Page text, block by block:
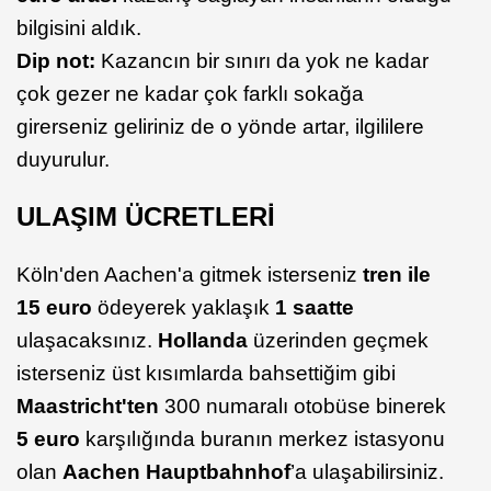
bilgisini aldık.
Dip not: Kazancın bir sınırı da yok ne kadar
çok gezer ne kadar çok farklı sokağa
girerseniz geliriniz de o yönde artar, ilgililere
duyurulur.
ULAŞIM ÜCRETLERİ
Köln'den Aachen'a gitmek isterseniz tren ile
15 euro ödeyerek yaklaşık 1 saatte
ulaşacaksınız. Hollanda üzerinden geçmek
isterseniz üst kısımlarda bahsettiğim gibi
Maastricht'ten 300 numaralı otobüse binerek
5 euro karşılığında buranın merkez istasyonu
olan Aachen Hauptbahnhof’a ulaşabilirsiniz.